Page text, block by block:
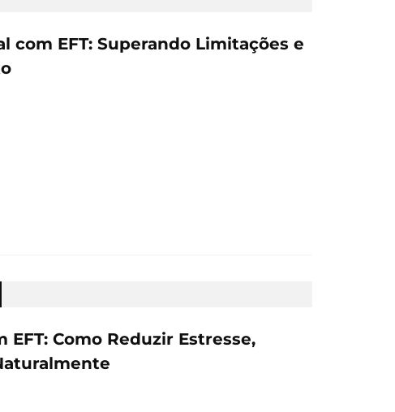
com EFT: Superando Limitações e
EFT: Como Reduzir Estresse,